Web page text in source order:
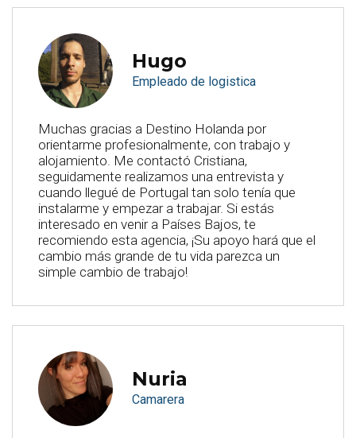
Hugo
Empleado de logistica
Muchas gracias a Destino Holanda por
orientarme profesionalmente, con trabajo y
alojamiento. Me contactó Cristiana,
seguidamente realizamos una entrevista y
cuando llegué de Portugal tan solo tenía que
instalarme y empezar a trabajar. Si estás
interesado en venir a Países Bajos, te
recomiendo esta agencia, ¡Su apoyo hará que el
cambio más grande de tu vida parezca un
simple cambio de trabajo!
Nuria
Camarera